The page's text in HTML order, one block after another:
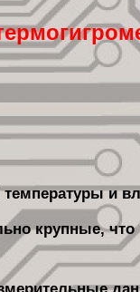
и
крупные, что